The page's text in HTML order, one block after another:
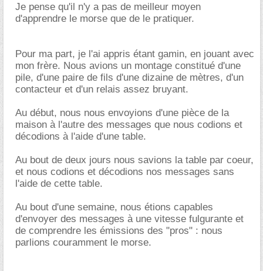
Je pense qu'il n'y a pas de meilleur moyen
d'apprendre le morse que de le pratiquer.
Pour ma part, je l'ai appris étant gamin, en jouant avec
mon frère. Nous avions un montage constitué d'une
pile, d'une paire de fils d'une dizaine de mètres, d'un
contacteur et d'un relais assez bruyant.
Au début, nous nous envoyions d'une pièce de la
maison à l'autre des messages que nous codions et
décodions à l'aide d'une table.
Au bout de deux jours nous savions la table par coeur,
et nous codions et décodions nos messages sans
l'aide de cette table.
Au bout d'une semaine, nous étions capables
d'envoyer des messages à une vitesse fulgurante et
de comprendre les émissions des "pros" : nous
parlions couramment le morse.